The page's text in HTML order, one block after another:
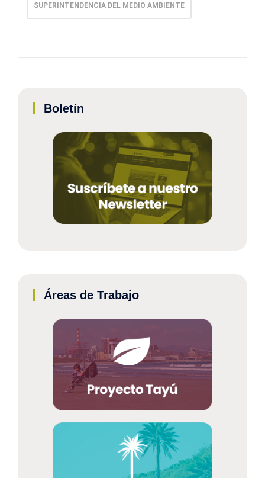
SUPERINTENDENCIA DEL MEDIO AMBIENTE
Boletín
Áreas de Trabajo